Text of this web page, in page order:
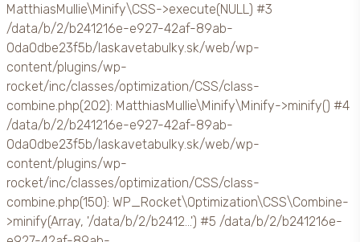
MatthiasMullie\Minify\CSS->execute(NULL) #3
/data/b/2/b241216e-e927-42af-89ab-
0da0dbe23f5b/laskavetabulky.sk/web/wp-
content/plugins/wp-
rocket/inc/classes/optimization/CSS/class-
combine.php(202): MatthiasMullie\Minify\Minify->minify() #4
/data/b/2/b241216e-e927-42af-89ab-
0da0dbe23f5b/laskavetabulky.sk/web/wp-
content/plugins/wp-
rocket/inc/classes/optimization/CSS/class-
combine.php(150): WP_Rocket\Optimization\CSS\Combine-
>minify(Array, '/data/b/2/b2412...') #5 /data/b/2/b241216e-